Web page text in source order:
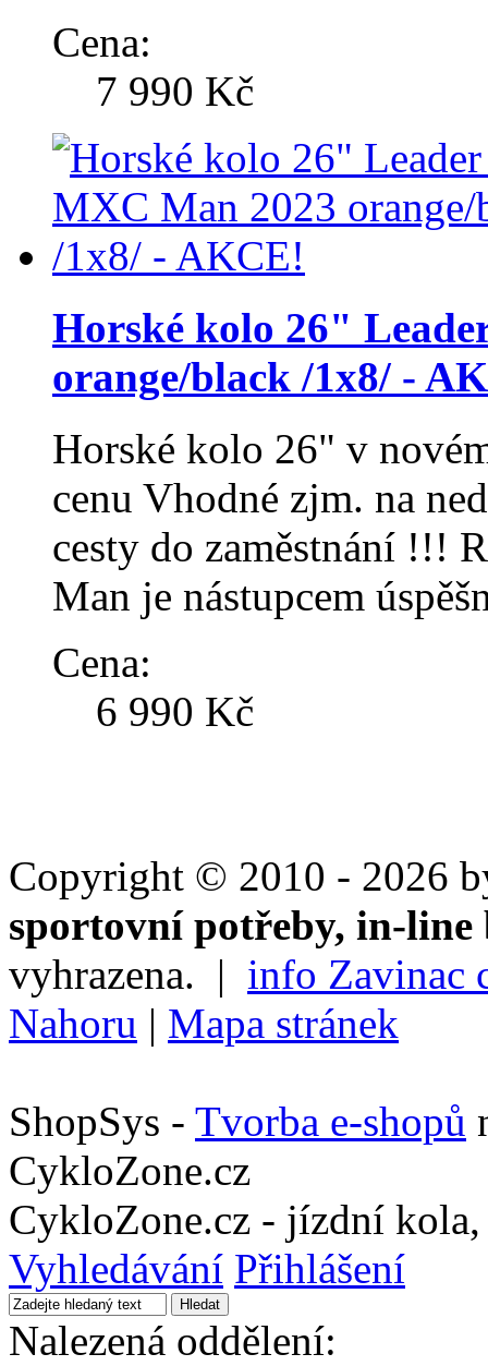
Cena:
7 990 Kč
Horské kolo 26"
orange/black /1x8/ -
Horské kolo 26" v
cenu Vhodné zjm. na
cesty do zaměstnání !!!
Man je nástupcem
Cena:
6 990 Kč
Copyright © 2010 - 2026
sportovní potřeby, in-line
vyhrazena. | info Zavinac
Nahoru | Mapa stránek
ShopSys - Tvorba e-shopů
CykloZone.cz
CykloZone.cz - jízdní
Vyhledávání Přihlášení
Nalezená oddělení: